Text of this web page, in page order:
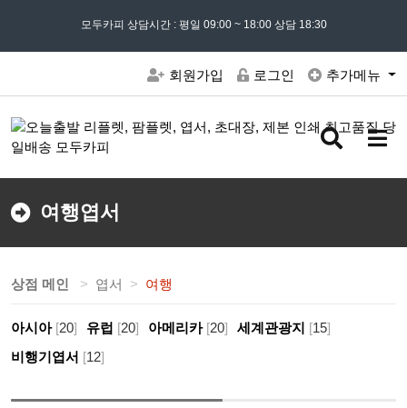
모든 문의는02) 302 - 7797및 ' 견적문의 ' 게시판을 이용해주세요
모두카피 상담시간 : 평일 09:00 ~ 18:00 상담 18:30
회원가입 로그인 추가메뉴
검
버
메
버
여행엽서
상점 메인 엽서 여행
아시아[20] 유럽 [20] 아메리카[20] 세계관광지 [15]
비행기엽서 [12]